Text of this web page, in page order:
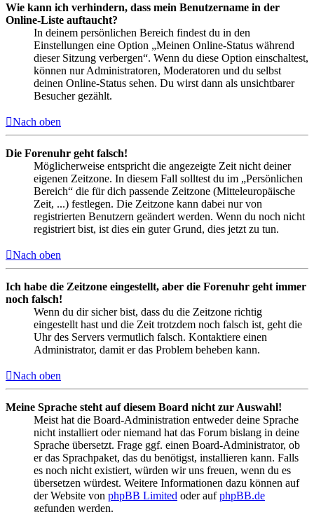
Wie kann ich verhindern, dass mein Benutzername in der
Online-Liste auftaucht?
In deinem persönlichen Bereich findest du in den
Einstellungen eine Option „Meinen Online-Status während
dieser Sitzung verbergen“. Wenn du diese Option einschaltest,
können nur Administratoren, Moderatoren und du selbst
deinen Online-Status sehen. Du wirst dann als unsichtbarer
Besucher gezählt.
Nach oben
Die Forenuhr geht falsch!
Möglicherweise entspricht die angezeigte Zeit nicht deiner
eigenen Zeitzone. In diesem Fall solltest du im „Persönlichen
Bereich“ die für dich passende Zeitzone (Mitteleuropäische
Zeit, ...) festlegen. Die Zeitzone kann dabei nur von
registrierten Benutzern geändert werden. Wenn du noch nicht
registriert bist, ist dies ein guter Grund, dies jetzt zu tun.
Nach oben
Ich habe die Zeitzone eingestellt, aber die Forenuhr geht immer
noch falsch!
Wenn du dir sicher bist, dass du die Zeitzone richtig
eingestellt hast und die Zeit trotzdem noch falsch ist, geht die
Uhr des Servers vermutlich falsch. Kontaktiere einen
Administrator, damit er das Problem beheben kann.
Nach oben
Meine Sprache steht auf diesem Board nicht zur Auswahl!
Meist hat die Board-Administration entweder deine Sprache
nicht installiert oder niemand hat das Forum bislang in deine
Sprache übersetzt. Frage ggf. einen Board-Administrator, ob
er das Sprachpaket, das du benötigst, installieren kann. Falls
es noch nicht existiert, würden wir uns freuen, wenn du es
übersetzen würdest. Weitere Informationen dazu können auf
der Website von phpBB Limited oder aufphpBB.de
gefunden werden.